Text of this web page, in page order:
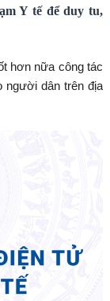
Y tế để duy tu,
hơn nữa công tác
người dân trên địa